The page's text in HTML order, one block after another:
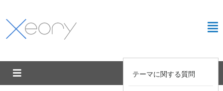
テーマに関する質問